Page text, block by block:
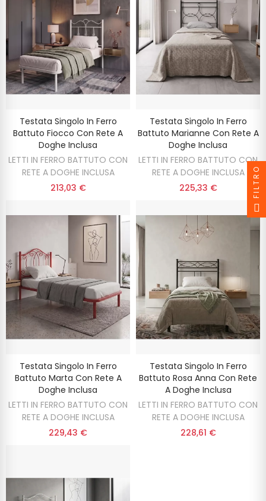
Testata Singolo In Ferro
Battuto Fiocco Con Rete A
Doghe Inclusa
LETTI IN FERRO BATTUTO CON
RETE A DOGHE INCLUSA
213,03 €
Testata Singolo In Ferro
Battuto Marianne Con Rete A
Doghe Inclusa
LETTI IN FERRO BATTUTO CON
RETE A DOGHE INCLUSA
225,33 €
Testata Singolo In Ferro
Battuto Marta Con Rete A
Doghe Inclusa
LETTI IN FERRO BATTUTO CON
RETE A DOGHE INCLUSA
229,43 €
Testata Singolo In Ferro
Battuto Rosa Anna Con Rete
A Doghe Inclusa
LETTI IN FERRO BATTUTO CON
RETE A DOGHE INCLUSA
228,61 €
FILTRO